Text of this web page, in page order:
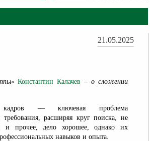
21.05.2025
Константин Калачев – о сложении
кадров — ключевая проблема
расширяя круг поиска, не
и прочее, дело хорошее, однако их
навыков и опыта.